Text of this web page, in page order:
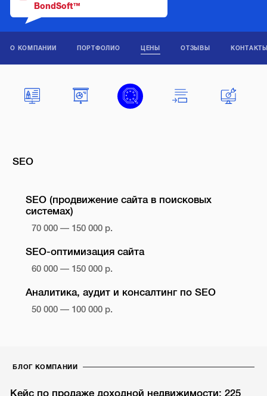
BondSoft™
О КОМПАНИИ ПОРТФОЛИО ЦЕНЫ ОТЗЫВЫ
SEO
SEO (продвижение сайта в поисковых
системах)
70 000 — 150 000 р.
SEO-оптимизация сайта
60 000 — 150 000 р.
Аналитика, аудит и консалтинг по SEO
50 000 — 100 000 р.
БЛОГ КОМПАНИИ
Кейс по продаже доходной недвижимости: 225